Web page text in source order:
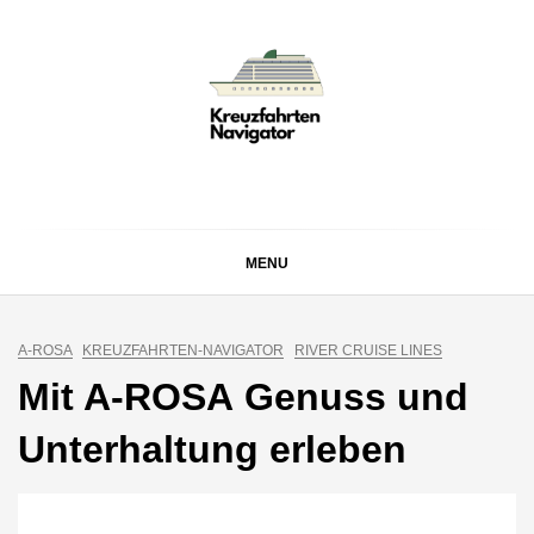
MENU
A-ROSA KREUZFAHRTEN-NAVIGATOR RIVER CRUISE LINES
Mit A-ROSA Genuss und
Unterhaltung erleben